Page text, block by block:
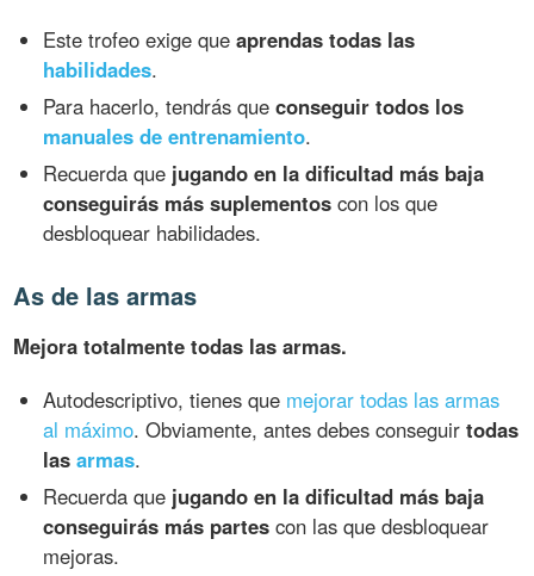
Este trofeo exige queaprendas todas las
habilidades.
Para hacerlo, tendrás queconseguir todos los
manuales de entrenamiento.
Recuerda que jugando en la dificultad más baja
conseguirás más suplementos con los que
desbloquear habilidades.
As de las armas
Mejora totalmente todas las armas.
Autodescriptivo, tienes que mejorar todas las armas
al máximo. Obviamente, antes debes conseguirtodas
lasarmas.
Recuerda que jugando en la dificultad más baja
conseguirás más partes con las que desbloquear
mejoras.